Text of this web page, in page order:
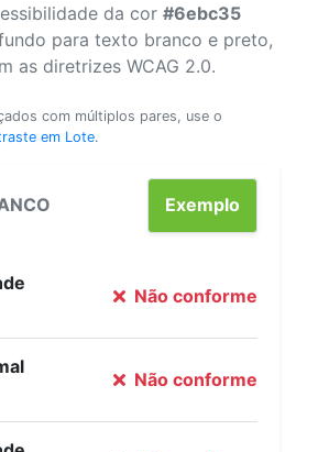
da cor #6ebc35
para texto branco e preto,
as diretrizes WCAG 2.0.
com múltiplos pares, use o
em Lote.
Exemplo
Não conforme
Não conforme